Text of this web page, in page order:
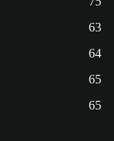
63
64
65
65